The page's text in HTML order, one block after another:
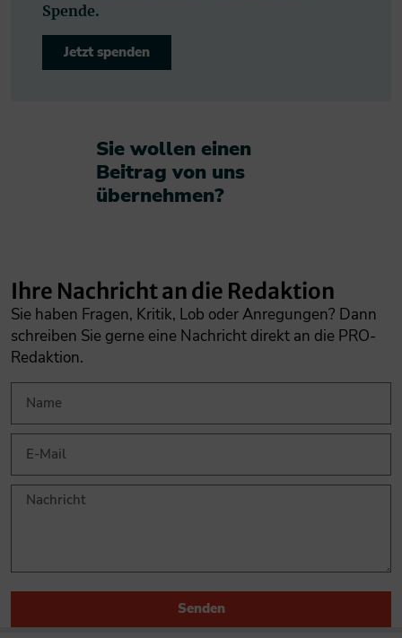
Spende.
Jetzt spenden
Sie wollen einen
Beitrag von uns
übernehmen?​
Ihre Nachricht an die Redaktion
Sie haben Fragen, Kritik, Lob oder Anregungen? Dann
schreiben Sie gerne eine Nachricht direkt an die PRO-
Redaktion.
Senden